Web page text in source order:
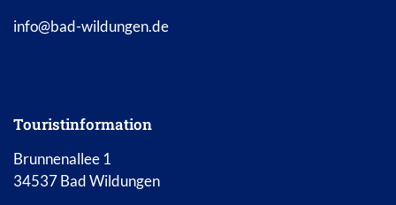
info@bad-wildungen.de
Touristinformation
Brunnenallee 1
34537 Bad Wildungen